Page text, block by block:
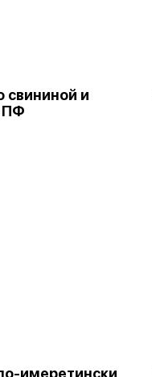
свининой и
ПФ
имеретински